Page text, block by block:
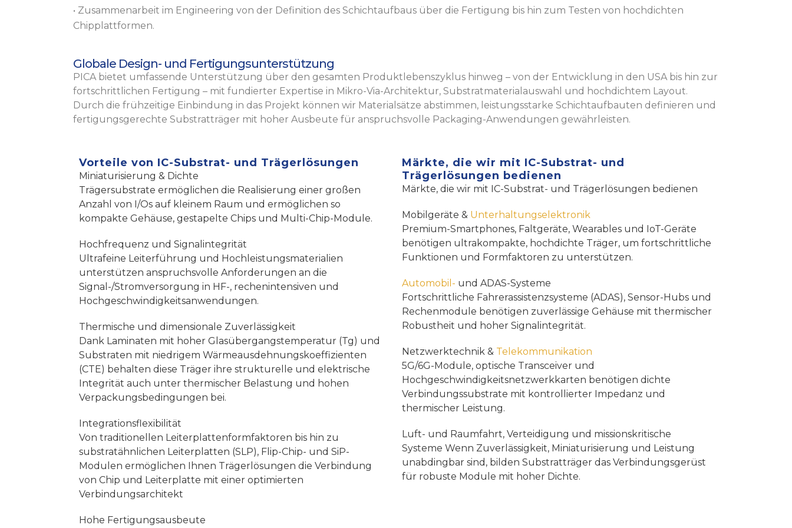
• Zusammenarbeit im Engineering von der Definition des Schichtaufbaus über die Fertigung bis hin zum Testen von hochdichten
Chipplattformen.
Globale Design- und Fertigungsunterstützung
PICA bietet umfassende Unterstützung über den gesamten Produktlebenszyklus hinweg – von der Entwicklung in den USA bis hin zur
fortschrittlichen Fertigung – mit fundierter Expertise in Mikro-Via-Architektur, Substratmaterialauswahl und hochdichtem Layout.
Durch die frühzeitige Einbindung in das Projekt können wir Materialsätze abstimmen, leistungsstarke Schichtaufbauten definieren und
fertigungsgerechte Substratträger mit hoher Ausbeute für anspruchsvolle Packaging-Anwendungen gewährleisten.
Vorteile von IC-Substrat- und Trägerlösungen
Miniaturisierung & Dichte
Trägersubstrate ermöglichen die Realisierung einer großen
Anzahl von I/Os auf kleinem Raum und ermöglichen so
kompakte Gehäuse, gestapelte Chips und Multi-Chip-Module.
Hochfrequenz und Signalintegrität
Ultrafeine Leiterführung und Hochleistungsmaterialien
unterstützen anspruchsvolle Anforderungen an die
Signal-/Stromversorgung in HF-, rechenintensiven und
Hochgeschwindigkeitsanwendungen.
Thermische und dimensionale Zuverlässigkeit
Dank Laminaten mit hoher Glasübergangstemperatur (Tg) und
Substraten mit niedrigem Wärmeausdehnungskoeffizienten
(CTE) behalten diese Träger ihre strukturelle und elektrische
Integrität auch unter thermischer Belastung und hohen
Verpackungsbedingungen bei.
Integrationsflexibilität
Von traditionellen Leiterplattenformfaktoren bis hin zu
substratähnlichen Leiterplatten (SLP), Flip-Chip- und SiP-
Modulen ermöglichen Ihnen Trägerlösungen die Verbindung
von Chip und Leiterplatte mit einer optimierten
Verbindungsarchitekt
Hohe Fertigungsausbeute
Märkte, die wir mit IC-Substrat- und
Trägerlösungen bedienen
Märkte, die wir mit IC-Substrat- und Trägerlösungen bedienen
Mobilgeräte & Unterhaltungselektronik
Premium-Smartphones, Faltgeräte, Wearables und IoT-Geräte
benötigen ultrakompakte, hochdichte Träger, um fortschrittliche
Funktionen und Formfaktoren zu unterstützen.
Automobil- und ADAS-Systeme
Fortschrittliche Fahrerassistenzsysteme (ADAS), Sensor-Hubs und
Rechenmodule benötigen zuverlässige Gehäuse mit thermischer
Robustheit und hoher Signalintegrität.
Netzwerktechnik & Telekommunikation
5G/6G-Module, optische Transceiver und
Hochgeschwindigkeitsnetzwerkkarten benötigen dichte
Verbindungssubstrate mit kontrollierter Impedanz und
thermischer Leistung.
Luft- und Raumfahrt, Verteidigung und missionskritische
Systeme Wenn Zuverlässigkeit, Miniaturisierung und Leistung
unabdingbar sind, bilden Substratträger das Verbindungsgerüst
für robuste Module mit hoher Dichte.